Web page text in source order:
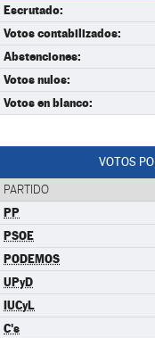
Escrutado:
Votos contabilizados:
Abstenciones:
Votos nulos:
Votos en blanco:
VOTOS
PARTIDO
PP
PSOE
PODEMOS
UPyD
IUCyL
C's